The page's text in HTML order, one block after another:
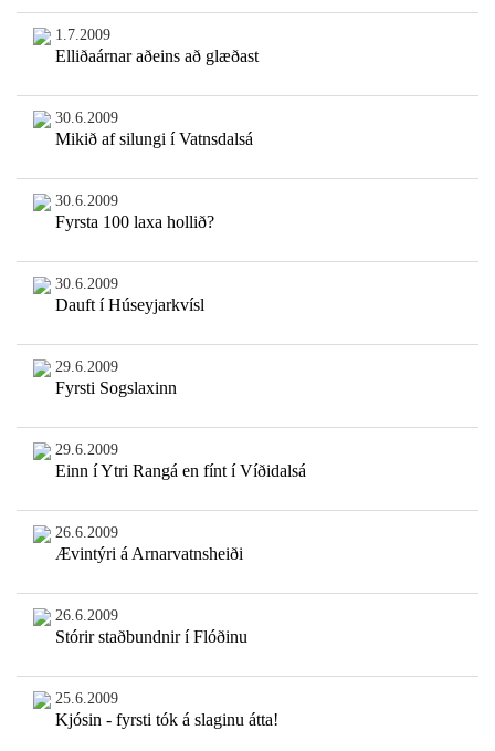
1.7.2009
Elliðaárnar aðeins að glæðast
30.6.2009
Mikið af silungi í Vatnsdalsá
30.6.2009
Fyrsta 100 laxa hollið?
30.6.2009
Dauft í Húseyjarkvísl
29.6.2009
Fyrsti Sogslaxinn
29.6.2009
Einn í Ytri Rangá en fínt í Víðidalsá
26.6.2009
Ævintýri á Arnarvatnsheiði
26.6.2009
Stórir staðbundnir í Flóðinu
25.6.2009
Kjósin - fyrsti tók á slaginu átta!